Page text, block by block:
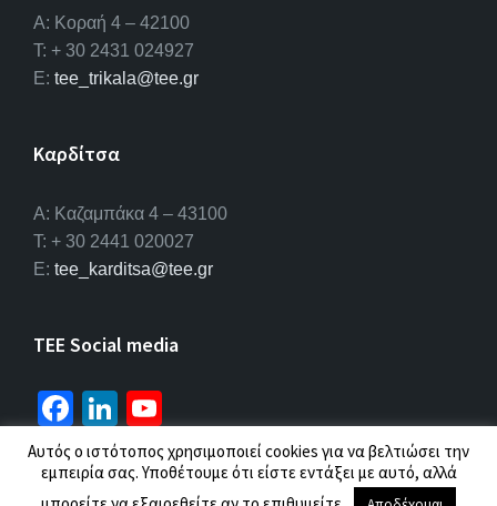
Α: Κοραή 4 – 42100
T: + 30 2431 024927
E: tee_trikala@tee.gr
Καρδίτσα
Α: Καζαμπάκα 4 – 43100
T: + 30 2441 020027
E: tee_karditsa@tee.gr
TEE Social media
Fa
ce
b
Li
n
ke
u
T
© 2026 ΤΕΕ |Πολιτική προσωπικών δεδομένων
Αυτός ο ιστότοπος χρησιμοποιεί cookies για να βελτιώσει την
εμπειρία σας. Υποθέτουμε ότι είστε εντάξει με αυτό, αλλά